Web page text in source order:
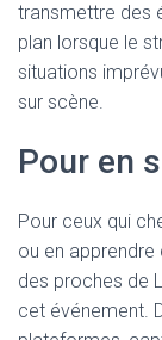
transmettre des
plan lorsque le
situations
sur scène.
Pour en
Pour ceux qui
ou en
des proches de
cet événement.